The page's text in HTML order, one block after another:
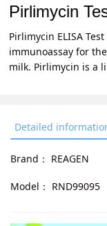
Pirlimycin
Pirlimycin ELISA
immunoassay for
milk. Pirlimycin is a
Detailed
Brand： REAGEN
Model： RND99095